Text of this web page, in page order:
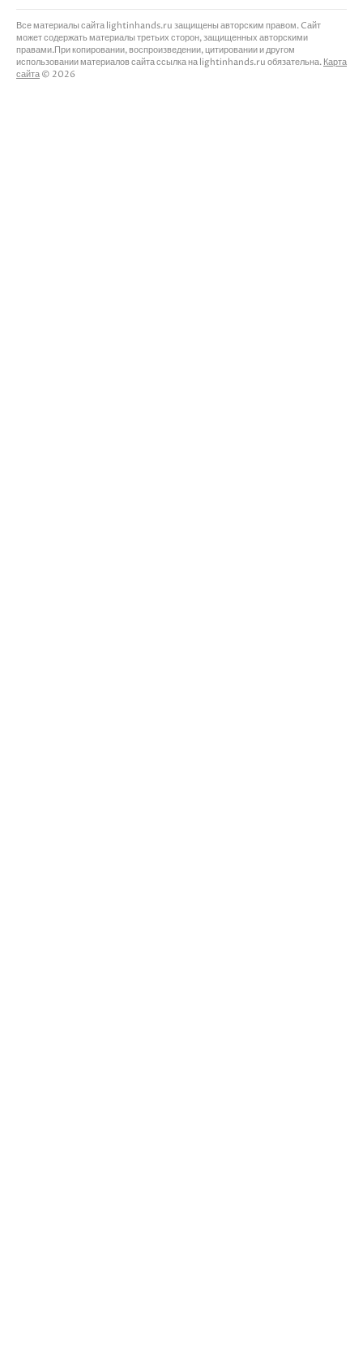
Все материалы сайта lightinhands.ru защищены авторским правом. Cайт
может содержать материалы третьих сторон, защищенных авторскими
правами.При копировании, воспроизведении, цитировании и другом
использовании материалов сайта ссылка на lightinhands.ru обязательна. Карта
сайта © 2026